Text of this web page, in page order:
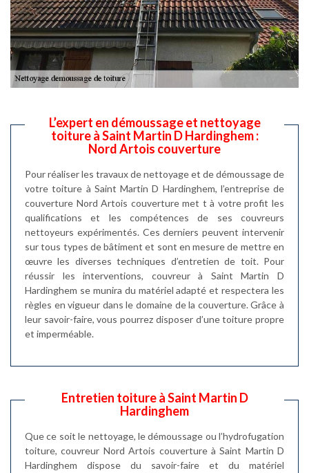
L’expert en démoussage et nettoyage
toiture à Saint Martin D Hardinghem :
Nord Artois couverture
Pour réaliser les travaux de nettoyage et de démoussage de
votre toiture à Saint Martin D Hardinghem, l’entreprise de
couverture Nord Artois couverture met t à votre profit les
qualifications et les compétences de ses couvreurs
nettoyeurs expérimentés. Ces derniers peuvent intervenir
sur tous types de bâtiment et sont en mesure de mettre en
œuvre les diverses techniques d’entretien de toit. Pour
réussir les interventions, couvreur à Saint Martin D
Hardinghem se munira du matériel adapté et respectera les
règles en vigueur dans le domaine de la couverture. Grâce à
leur savoir-faire, vous pourrez disposer d’une toiture propre
et imperméable.
Entretien toiture à Saint Martin D
Hardinghem
Que ce soit le nettoyage, le démoussage ou l’hydrofugation
toiture, couvreur Nord Artois couverture à Saint Martin D
Hardinghem dispose du savoir-faire et du matériel